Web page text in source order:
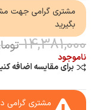
مشتری گرامی جهت
بگیرید
14,381,000
ناموجود
برای مقایسه اضافه
مشتری گرامی